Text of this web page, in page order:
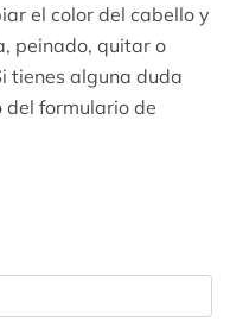
el color del cabello y
peinado, quitar o
tienes alguna duda
formulario de